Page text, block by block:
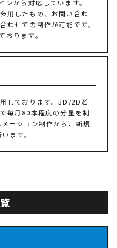
から対応しています。
用したもの、お問い合わ
わせての制作が可能です。
ります。
しております。3D/2Dど
毎月80本程度の分量を制
ーション制作から、新規
ます。